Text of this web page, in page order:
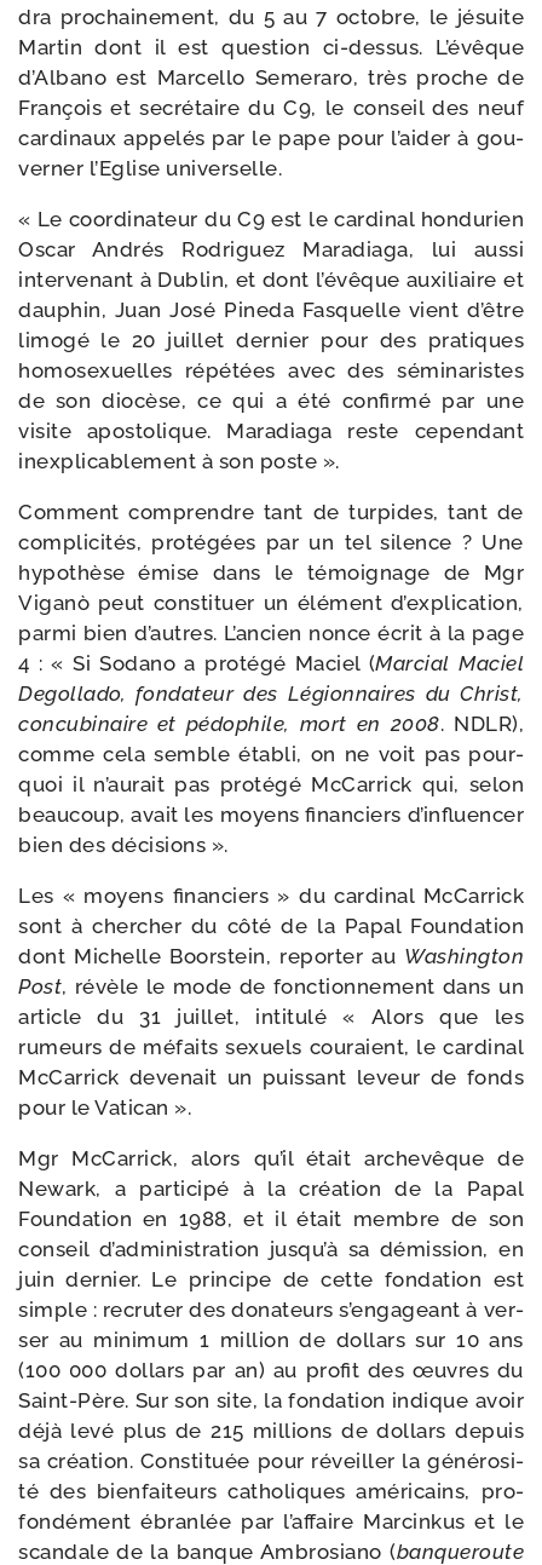
dra pro­chai­ne­ment, du 5 au 7 octobre, le jésuite
Martin dont il est ques­tion ci-​dessus. L’évêque
d’Albano est Marcello Semeraro, très proche de
François et secré­taire du C9, le conseil des neuf
car­di­naux appe­lés par le pape pour l’aider à gou­
ver­ner l’Eglise universelle.
« Le coor­di­na­teur du C9 est le car­di­nal hon­du­rien
Oscar Andrés Rodriguez Maradiaga, lui aus­si
inter­ve­nant à Dublin, et dont l’évêque auxi­liaire et
dau­phin, Juan José Pineda Fasquelle vient d’être
limo­gé le 20 juillet der­nier pour des pra­tiques
homo­sexuelles répé­tées avec des sémi­na­ristes
de son dio­cèse, ce qui a été confir­mé par une
visite apos­to­lique. Maradiaga reste cepen­dant
inex­pli­ca­ble­ment à son poste ».
Comment com­prendre tant de tur­pides, tant de
com­pli­ci­tés, pro­té­gées par un tel silence ? Une
hypo­thèse émise dans le témoi­gnage de Mgr
Viganò peut consti­tuer un élé­ment d’explication,
par­mi bien d’autres. L’ancien nonce écrit à la page
4 : « Si Sodano a pro­té­gé Maciel (Marcial Maciel
Degollado, fon­da­teur des Légionnaires du Christ,
concu­bi­naire et pédo­phile, mort en 2008. NDLR),
comme cela semble éta­bli, on ne voit pas pour­
quoi il n’aurait pas pro­té­gé McCarrick qui, selon
beau­coup, avait les moyens finan­ciers d’influencer
bien des décisions ».
Les « moyens finan­ciers » du car­di­nal McCarrick
sont à cher­cher du côté de la Papal Foundation
dont Michelle Boorstein, repor­ter au Washington
Post, révèle le mode de fonc­tion­ne­ment dans un
article du 31 juillet, inti­tu­lé « Alors que les
rumeurs de méfaits sexuels cou­raient, le car­di­nal
McCarrick deve­nait un puis­sant leveur de fonds
pour le Vatican ».
Mgr McCarrick, alors qu’il était arche­vêque de
Newark, a par­ti­ci­pé à la créa­tion de la Papal
Foundation en 1988, et il était membre de son
conseil d’administration jusqu’à sa démis­sion, en
juin der­nier. Le prin­cipe de cette fon­da­tion est
simple : recru­ter des dona­teurs s’engageant à ver­
ser au mini­mum 1 mil­lion de dol­lars sur 10 ans
(100 000 dol­lars par an) au pro­fit des œuvres du
Saint-​Père. Sur son site, la fon­da­tion indique avoir
déjà levé plus de 215 mil­lions de dol­lars depuis
sa créa­tion. Constituée pour réveiller la géné­ro­si­
té des bien­fai­teurs catho­liques amé­ri­cains, pro­
fon­dé­ment ébran­lée par l’affaire Marcinkus et le
scan­dale de la banque Ambrosiano (ban­que­route